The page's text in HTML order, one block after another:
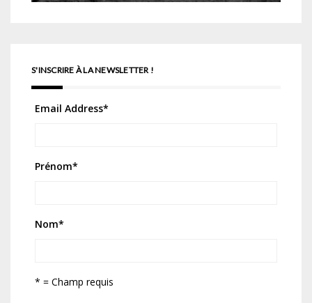
S'INSCRIRE À LA NEWSLETTER !
Email Address*
Prénom*
Nom*
* = Champ requis